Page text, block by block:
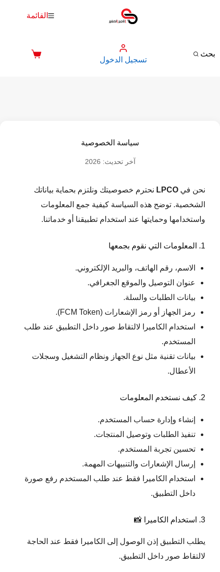
القائمة
بحث
تسجيل الدخول
عربة
سياسة الخصوصية
آخر تحديث: 2026
نحن في LPCO نحترم خصوصيتك ونلتزم بحماية بياناتك
الشخصية. توضح هذه السياسة كيفية جمع المعلومات
واستخدامها وحمايتها عند استخدام تطبيقنا أو خدماتنا.
1. المعلومات التي نقوم بجمعها
الاسم، رقم الهاتف، والبريد الإلكتروني.
عنوان التوصيل والموقع الجغرافي.
بيانات الطلبات والسلة.
رمز الجهاز أو رمز الإشعارات (FCM Token).
استخدام الكاميرا لالتقاط صور داخل التطبيق عند طلب
المستخدم.
بيانات تقنية مثل نوع الجهاز ونظام التشغيل وسجلات
الأعطال.
2. كيف نستخدم المعلومات
إنشاء وإدارة حساب المستخدم.
تنفيذ الطلبات وتوصيل المنتجات.
تحسين تجربة المستخدم.
إرسال الإشعارات والتنبيهات المهمة.
استخدام الكاميرا فقط عند طلب المستخدم رفع صورة
داخل التطبيق.
3. استخدام الكاميرا 📸
يطلب التطبيق إذن الوصول إلى الكاميرا فقط عند الحاجة
لالتقاط صور داخل التطبيق.